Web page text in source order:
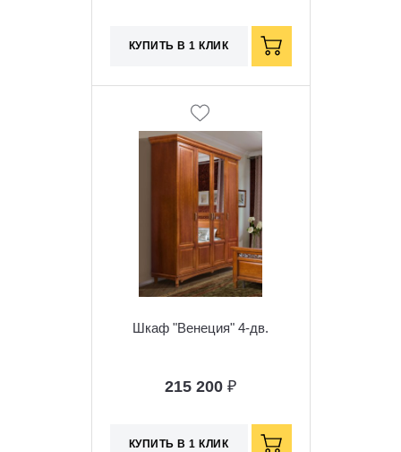
КУПИТЬ В 1 КЛИК
Шкаф "Венеция" 4-дв.
215 200 ₽
КУПИТЬ В 1 КЛИК